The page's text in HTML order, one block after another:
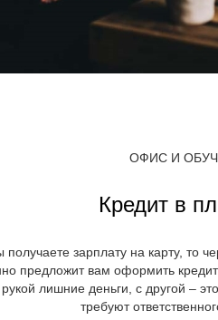
ОФИС И
Кредит в
получаете зарплату на карту, то
предложит вам оформить
лишние деньги, с другой –
требуют